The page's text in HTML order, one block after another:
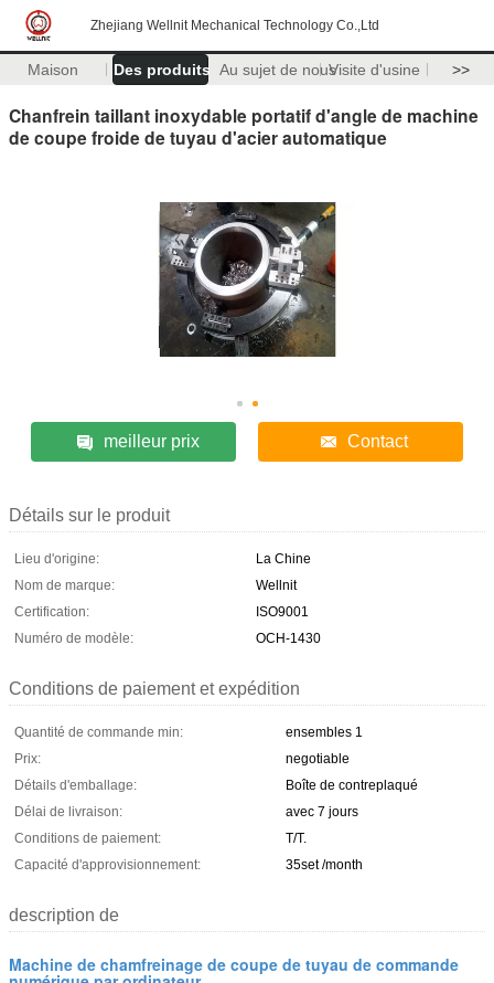
Zhejiang Wellnit Mechanical Technology Co.,Ltd
Maison Des produits Au sujet de nousVisite d'usine >>
Chanfrein taillant inoxydable portatif d'angle de machine
de coupe froide de tuyau d'acier automatique
meilleur prix Contact
Détails sur le produit
Lieu d'origine:
La Chine
Nom de marque:
Wellnit
Certification:
ISO9001
Numéro de modèle:
OCH-1430
Conditions de paiement et expédition
Quantité de commande min:
ensembles 1
Prix:
negotiable
Détails d'emballage:
Boîte de contreplaqué
Délai de livraison:
avec 7 jours
Conditions de paiement:
T/T.
Capacité d'approvisionnement:
35set /month
description de
Machine de chamfreinage de coupe de tuyau de commande